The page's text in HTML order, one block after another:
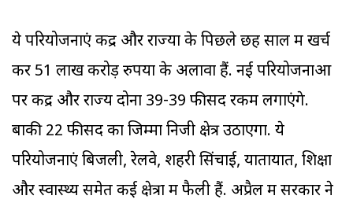
ये परियोजनाएं केंद्र और राज्यों के पिछले छह साल में खर्च
कर 51 लाख करोड़ रुपयों के अलावा हैं. नई परियोजनाओं
पर केंद्र और राज्य दोनों 39-39 फीसद रकम लगाएंगे.
बाकी 22 फीसद का जिम्मा निजी क्षेत्र उठाएगा. ये
परियोजनाएं बिजली, रेलवे, शहरी सिंचाई, यातायात, शिक्षा
और स्वास्थ्य समेत कई क्षेत्रों में फैली हैं. अप्रैल में सरकार ने